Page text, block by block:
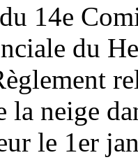
14e
du
la neige
le 1er